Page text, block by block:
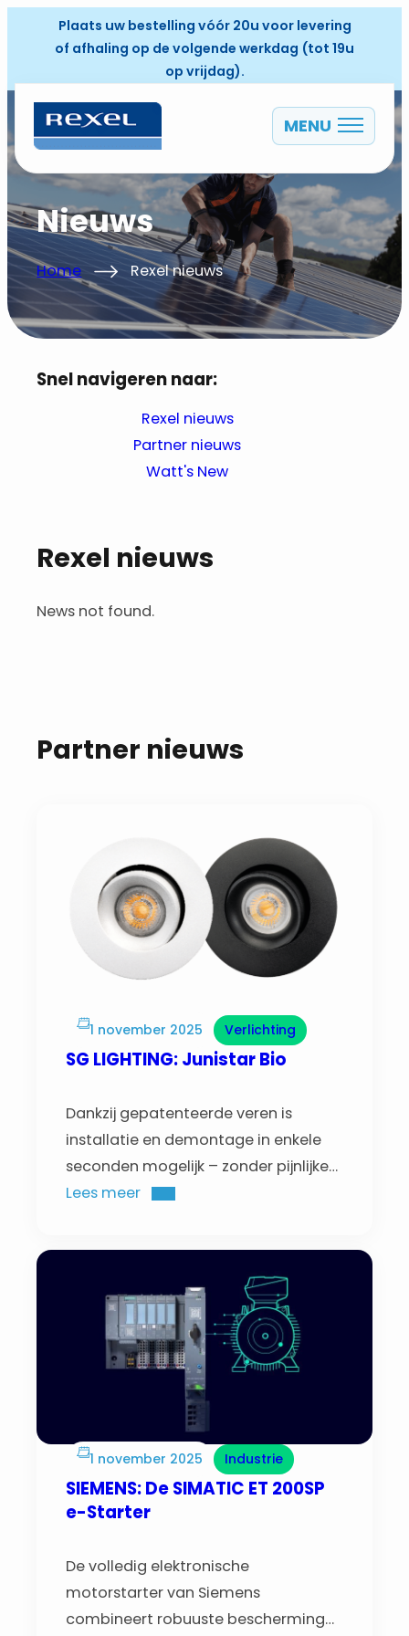
Plaats uw bestelling vóór 20u voor levering
of afhaling op de volgende werkdag (tot 19u
op vrijdag).
NL
MENU
Nieuws
Home Rexel nieuws
Snel navigeren naar:
Rexel nieuws
Partner nieuws
Watt's New
Rexel nieuws
News not found.
Partner nieuws
1 november 2025 Verlichting
SG LIGHTING: Junistar Bio
Dankzij gepatenteerde veren is
installatie en demontage in enkele
seconden mogelijk – zonder pijnlijke
vingers. De armatuur past in alle
isolatie of in een downlightbox, en
werkt zelfs in betonopeningen.
Lees meer
1 november 2025 Industrie
SIEMENS: De SIMATIC ET 200SP
e-Starter
De volledig elektronische
motorstarter van Siemens
combineert robuuste bescherming